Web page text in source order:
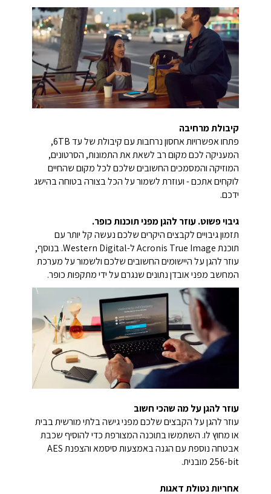
קיבולת מרחיבה
פתחו אפשרויות אחסון נרחבות עם קיבולת של עד 6TB,
המעניקה לכם מקום רב לשאת את התמונות, הסרטונים,
המוזיקה והמסמכים החשובים שלכם לכל מקום שהחיים
לוקחים אתכם - ועוזרת לשמור על הכל בצורה בטוחה בהישג
ידכם.
גיבוי פשוט. עוזר להגן מפני תוכנות כופר.
תזמון גיבויים לקבצים היקרים שלכם נעשה קל יותר עם
תוכנת Acronis True Image ל-Western Digital. בנוסף,
עוזר להגן על היישומים החשובים שלכם ולשמור על מערכת
המחשב מפני אובדן נתונים שנגרם על ידי מתקפות כופר.
עוזר להגן על מה שהכי חשוב
עוזר להגן על הקבצים שלכם מפני גישה בלתי מורשית בבית
או מחוץ לו. השתמשו בתוכנה המצורפת כדי להוסיף שכבת
אבטחה נוספת עם הגנה באמצעות סיסמא והצפנת AES
256-bit מובנית.
אחריות נטולת דאגות